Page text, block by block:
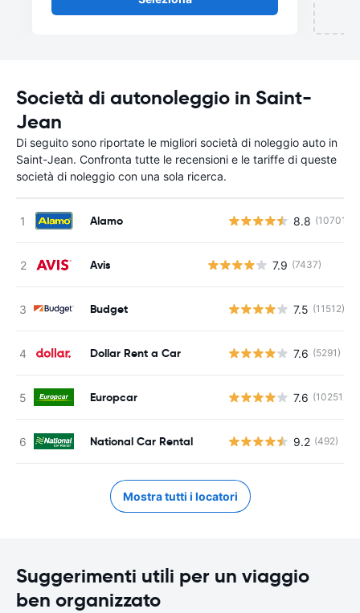
Società di autonoleggio in Saint-
Jean
Di seguito sono riportate le migliori società di noleggio auto in
Saint-Jean. Confronta tutte le recensioni e le tariffe di queste
società di noleggio con una sola ricerca.
Alamo 8.8 (10701)
Avis 7.9 (7437)
Budget 7.5 (11512)
Dollar Rent a Car 7.6 (5291)
Europcar 7.6 (10251)
National Car Rental 9.2 (492)
Mostra tutti i locatori
Suggerimenti utili per un viaggio
ben organizzato